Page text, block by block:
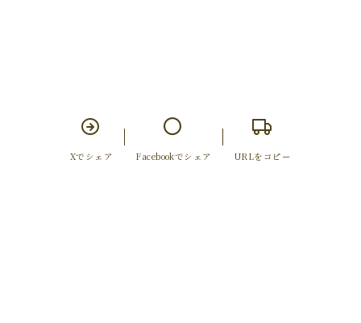
Xでシェア Facebookでシェア URLをコピー